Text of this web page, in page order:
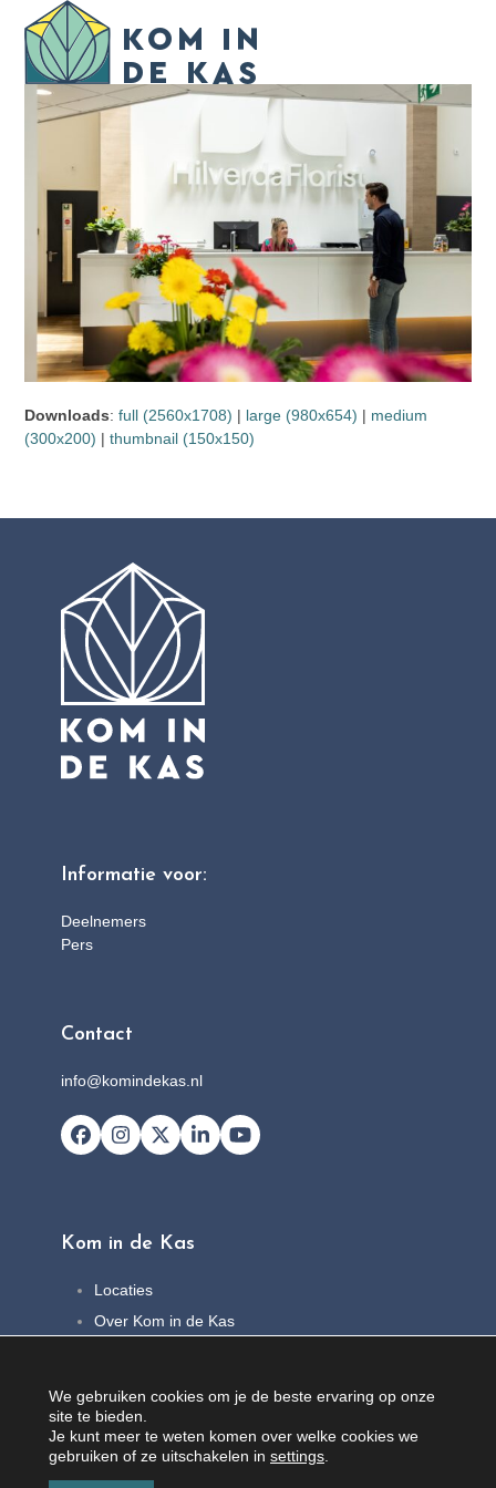
content
Open
mobile
menu
Close
mobile
menu
Downloads:full (2560x1708) | large (980x654) | medium
(300x200) |thumbnail (150x150)
Informatie voor:
Deelnemers
Pers
Contact
info@komindekas.nl
Facebook
Instagram
X LinkedInYouTube
Kom in de Kas
Locaties
Over Kom in de Kas
Contact
We gebruiken cookies om je de beste ervaring op onze
site te bieden.
Je kunt meer te weten komen over welke cookies we
gebruiken of ze uitschakelen in settings